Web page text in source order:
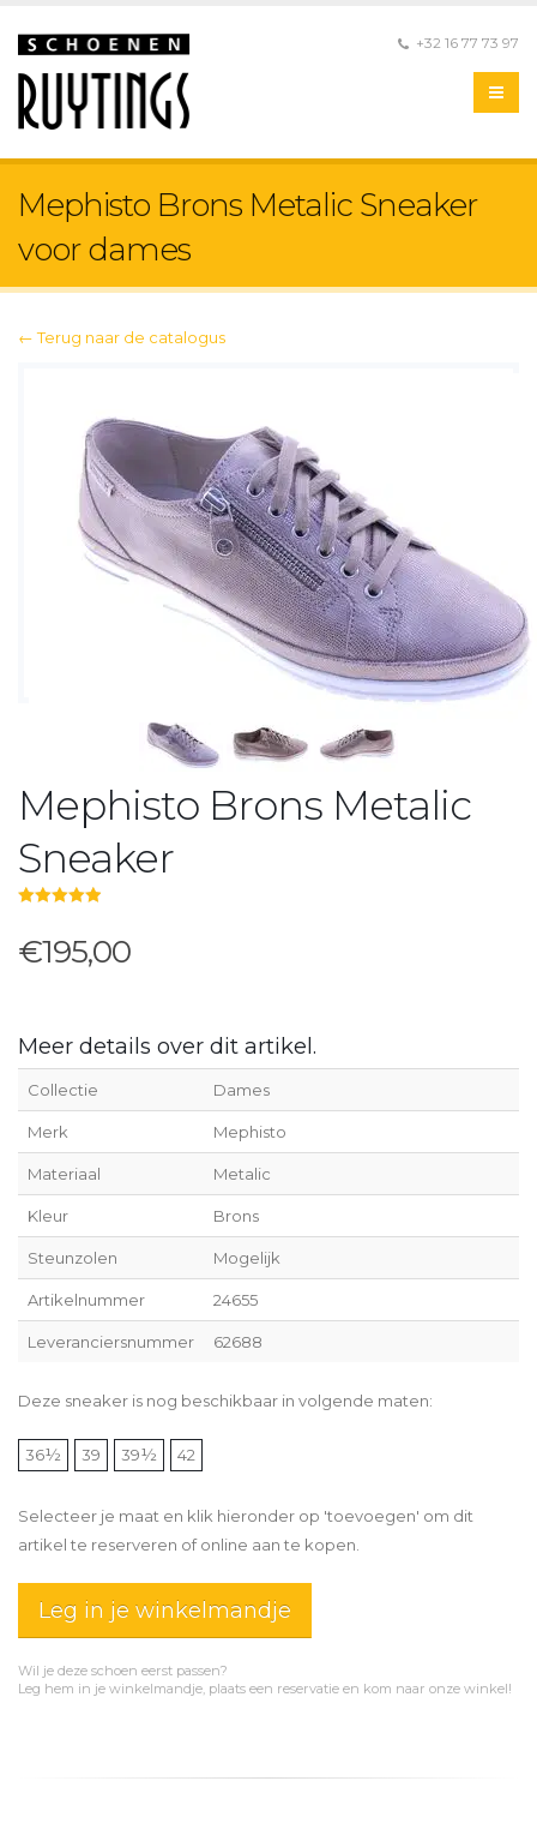
+32 16 77 73 97
Mephisto Brons Metalic Sneaker
voor dames
← Terug naar de catalogus
Mephisto Brons Metalic
Sneaker
€195,00
Meer details over dit artikel.
Collectie Dames
Merk Mephisto
Materiaal Metalic
Kleur Brons
Steunzolen Mogelijk
Artikelnummer 24655
Leveranciersnummer 62688
Deze sneaker is nog beschikbaar in volgende maten:
36½ 39 39½ 42
Selecteer je maat en klik hieronder op 'toevoegen' om dit
artikel te reserveren of online aan te kopen.
Leg in je winkelmandje
Wil je deze schoen eerst passen?
Leg hem in je winkelmandje, plaats een reservatie en kom naar onze winkel!